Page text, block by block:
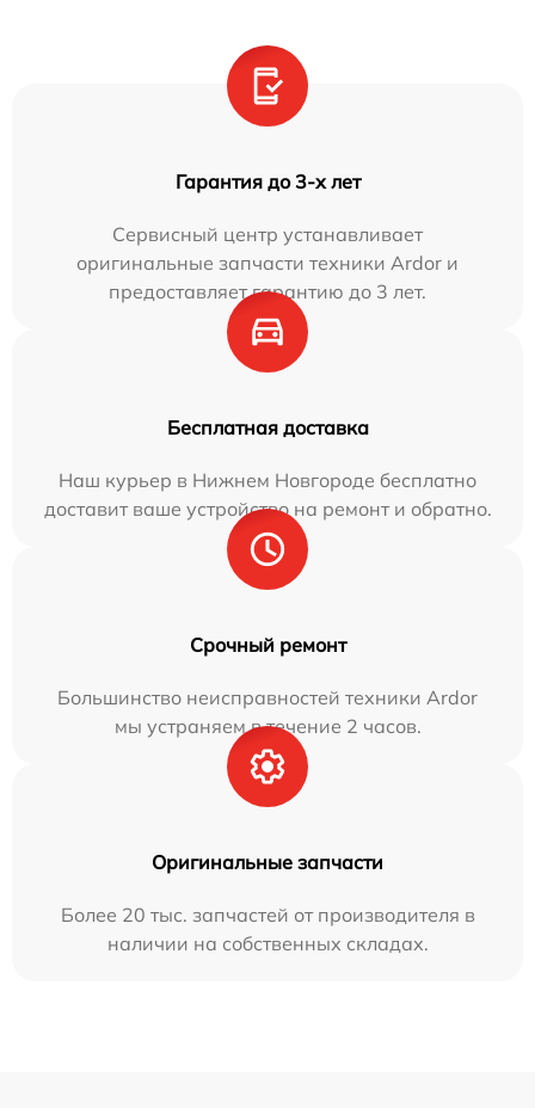
Гарантия до 3-х лет
Сервисный центр устанавливает
оригинальные запчасти техники Ardor и
предоставляет гарантию до 3 лет.
Бесплатная доставка
Наш курьер в Нижнем Новгороде бесплатно
доставит ваше устройство на ремонт и обратно.
Срочный ремонт
Большинство неисправностей техники Ardor
мы устраняем в течение 2 часов.
Оригинальные запчасти
Более 20 тыс. запчастей от производителя в
наличии на собственных складах.